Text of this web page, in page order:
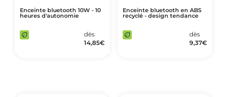
Enceinte bluetooth 10W - 10
heures d'autonomie
dès
14,85€
Enceinte bluetooth en ABS
recyclé - design tendance
dès
9,37€